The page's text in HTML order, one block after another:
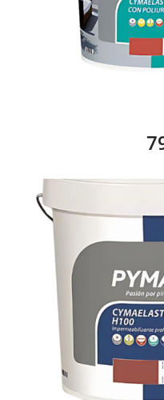
CYMAELASTIC H300